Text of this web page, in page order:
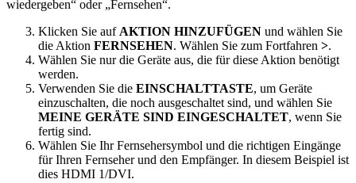
wiedergeben“ oder „Fernsehen“.
Klicken Sie auf AKTION HINZUFÜGEN und wählen Sie
die Aktion FERNSEHEN. Wählen Sie zum Fortfahren >.
Wählen Sie nur die Geräte aus, die für diese Aktion benötigt
werden.
Verwenden Sie die EINSCHALTTASTE, um Geräte
einzuschalten, die noch ausgeschaltet sind, und wählen Sie
MEINE GERÄTE SIND EINGESCHALTET, wenn Sie
fertig sind.
Wählen Sie Ihr Fernsehersymbol und die richtigen Eingänge
für Ihren Fernseher und den Empfänger. In diesem Beispiel ist
dies HDMI 1/DVI.